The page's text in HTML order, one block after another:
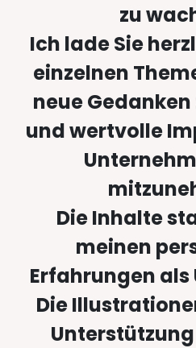
zu
Ich lade Sie
einzelnen
neue
und wertvolle
Die Inhalte
meinen
Erfahrungen
Die